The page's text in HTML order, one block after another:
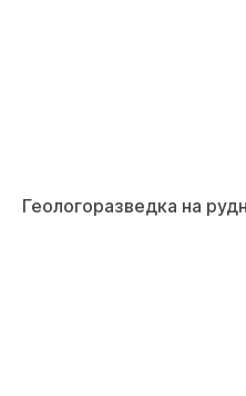
Геологоразведка на